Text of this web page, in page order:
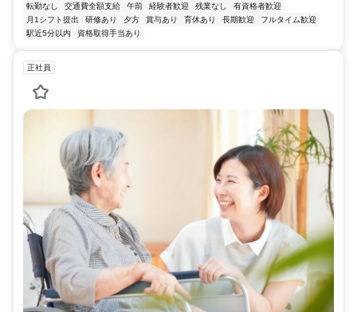
転勤なし
交通費全額支給 午前 経験者歓迎 残業なし
有資格者歓迎
月1シフト提出
研修あり 夕方 賞与あり 育休あり 長期歓迎
フルタイム歓迎
駅近5分以内
資格取得手当あり
正社員